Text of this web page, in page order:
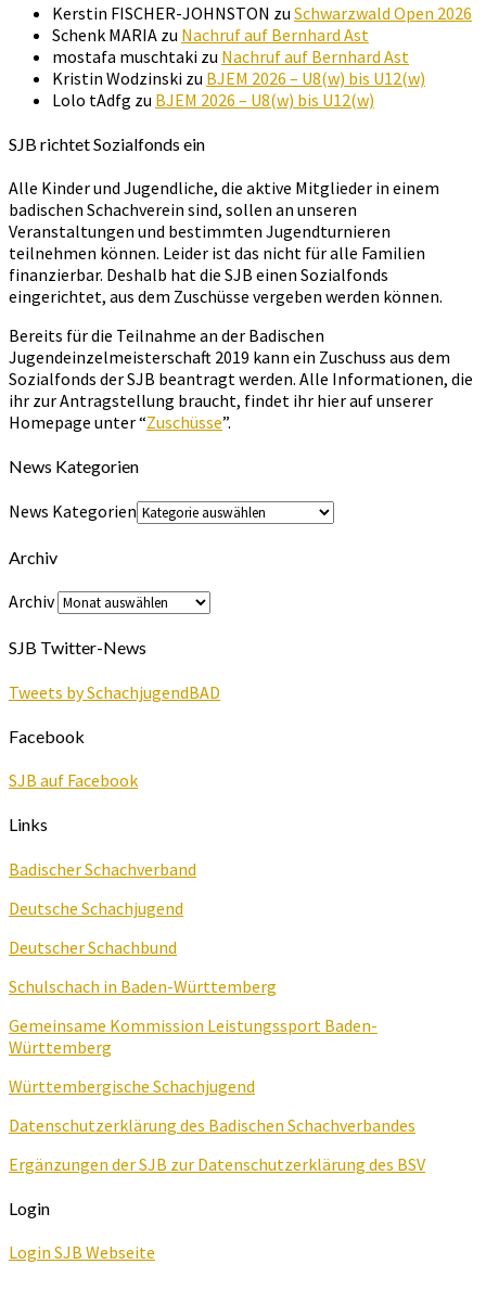
Kerstin FISCHER-JOHNSTON zu Schwarzwald Open 2026
Schenk MARIA zu Nachruf auf Bernhard Ast
mostafa muschtaki zu Nachruf auf Bernhard Ast
Kristin Wodzinski zu BJEM 2026 – U8(w) bis U12(w)
Lolo tAdfg zu BJEM 2026 – U8(w) bis U12(w)
SJB richtet Sozialfonds ein
Alle Kinder und Jugendliche, die aktive Mitglieder in einem
badischen Schachverein sind, sollen an unseren
Veranstaltungen und bestimmten Jugendturnieren
teilnehmen können. Leider ist das nicht für alle Familien
finanzierbar. Deshalb hat die SJB einen Sozialfonds
eingerichtet, aus dem Zuschüsse vergeben werden können.
Bereits für die Teilnahme an der Badischen
Jugendeinzelmeisterschaft 2019 kann ein Zuschuss aus dem
Sozialfonds der SJB beantragt werden. Alle Informationen, die
ihr zur Antragstellung braucht, findet ihr hier auf unserer
Homepage unter “Zuschüsse”.
News Kategorien
News Kategorien
Archiv
Archiv
SJB Twitter-News
Tweets by SchachjugendBAD
Facebook
SJB auf Facebook
Links
Badischer Schachverband
Deutsche Schachjugend
Deutscher Schachbund
Schulschach in Baden-Württemberg
Gemeinsame Kommission Leistungssport Baden-
Württemberg
Württembergische Schachjugend
Datenschutzerklärung des Badischen Schachverbandes
Ergänzungen der SJB zur Datenschutzerklärung des BSV
Login
Login SJB Webseite